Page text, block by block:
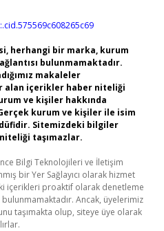
herhangi bir marka, kurum
bulunmamaktadır.
makaleler
alan içerikler haber niteliği
ve kişiler hakkında
kurum ve kişiler ile isim
Sitemizdeki bilgiler
taşımazlar.
Bilgi Teknolojileri ve İletişim
bir Yer Sağlayıcı olarak hizmet
içerikleri proaktif olarak denetleme
Ancak, üyelerimiz
taşımakta olup, siteye üye olarak